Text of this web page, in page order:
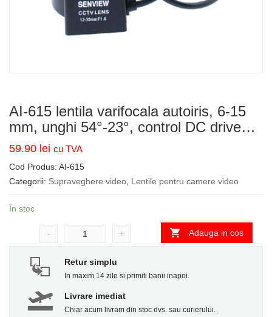
AI-615 lentila varifocala autoiris, 6-15
mm, unghi 54°-23°, control DC drive…
59.90 lei cu TVA
Cod Produs: AI-615
Categorii: Supraveghere video Lentile pentru camere video
În stoc
- + Adauga in cos
Retur simplu
In maxim 14 zile si primiti banii inapoi.
Livrare imediat
Chiar acum livram din stoc dvs. sau curierului.